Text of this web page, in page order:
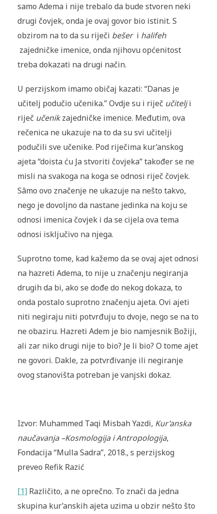
samo Adema i nije trebalo da bude stvoren neki
drugi čovjek, onda je ovaj govor bio istinit. S
obzirom na to da su riječi bešeri halifeh
zajedničke imenice, onda njihovu općenitost
treba dokazati na drugi način.
U perzijskom imamo običaj kazati: “Danas je
učitelj podučio učenika.” Ovdje su i riječ učitelji
riječ učenikzajedničke imenice. Međutim, ova
rečenica ne ukazuje na to da su svi učitelji
podučili sve učenike. Pod riječima kur’anskog
ajeta “doista ću Ja stvoriti čovjeka” također se ne
misli na svakoga na koga se odnosi riječ čovjek.
Sâmo ovo značenje ne ukazuje na nešto takvo,
nego je dovoljno da nastane jedinka na koju se
odnosi imenica čovjek i da se cijela ova tema
odnosi isključivo na njega.
Suprotno tome, kad kažemo da se ovaj ajet odnosi
na hazreti Adema, to nije u značenju negiranja
drugih da bi, ako se dođe do nekog dokaza, to
onda postalo suprotno značenju ajeta. Ovi ajeti
niti negiraju niti potvrđuju to dvoje, nego se na to
ne obaziru. Hazreti Adem je bio namjesnik Božiji,
ali zar niko drugi nije to bio? Je li bio? O tome ajet
ne govori. Dakle, za potvrđivanje ili negiranje
ovog stanovišta potreban je vanjski dokaz.
Izvor: Muhammed Taqi Misbah Yazdi, Kur’anska
naučavanja –Kosmologija i Antropologija,
Fondacija “Mulla Sadra”, 2018., s perzijskog
preveo Refik Razić
[1]Različito, a ne oprečno. To znači da jedna
skupina kur’anskih ajeta uzima u obzir nešto što